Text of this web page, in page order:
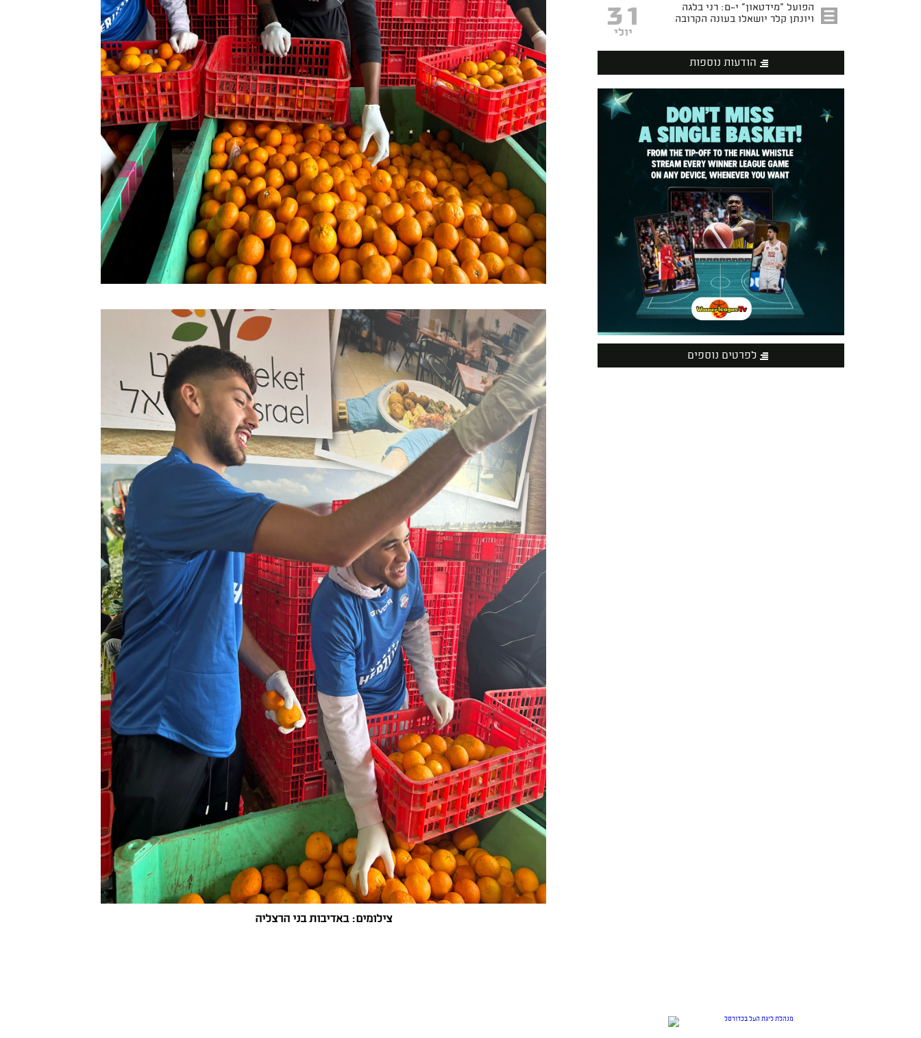
צילומים: באדיבות בני הרצליה
הפועל "מידטאון" י-ם: רני בלגה
ויונתן קלר יושאלו בעונה הקרובה
31
יולי
הודעות נוספות
לפרטים נוספים